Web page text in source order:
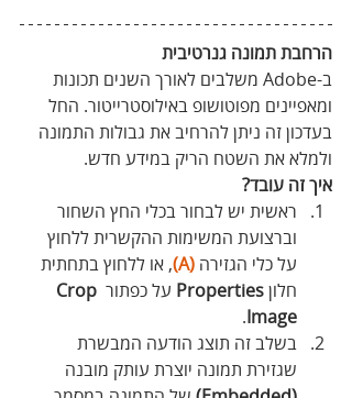
הרחבת תמונה גנרטיבית
ב-Adobe משלבים לאורך השנים תכונות
ומאפיינים מפוטושופ באילוסטרייטור. החל
בעדכון זה ניתן להרחיב את גבולות התמונה
ולמלא את השטח הריק במידע חדש.
איך זה עובד?
ראשית יש לבחור בכלי החץ השחור
וברצועת המשימות ההקשרית ללחוץ
על כלי הגזירה (A)
, או ללחוץ בתחתית
חלון Properties על כפתור Crop
Image
.
בשלב זה תוצג הודעה המבשרת
שגזירת תמונה יוצרת עותק מובנה